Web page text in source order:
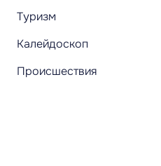
Туризм
Калейдоскоп
Происшествия